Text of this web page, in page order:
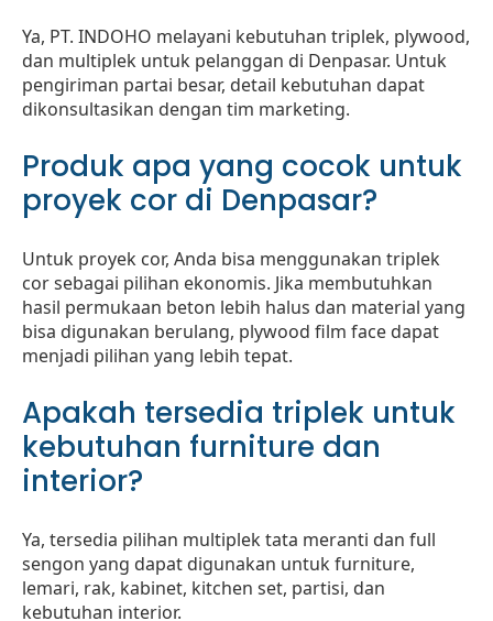
Ya, PT. INDOHO melayani kebutuhan triplek, plywood,
dan multiplek untuk pelanggan di Denpasar. Untuk
pengiriman partai besar, detail kebutuhan dapat
dikonsultasikan dengan tim marketing.
Produk apa yang cocok untuk
proyek cor di Denpasar?
Untuk proyek cor, Anda bisa menggunakan triplek
cor sebagai pilihan ekonomis. Jika membutuhkan
hasil permukaan beton lebih halus dan material yang
bisa digunakan berulang, plywood film face dapat
menjadi pilihan yang lebih tepat.
Apakah tersedia triplek untuk
kebutuhan furniture dan
interior?
Ya, tersedia pilihan multiplek tata meranti dan full
sengon yang dapat digunakan untuk furniture,
lemari, rak, kabinet, kitchen set, partisi, dan
kebutuhan interior.